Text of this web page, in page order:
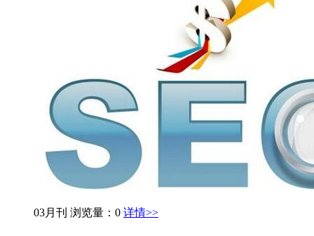
03月刊 浏览量：0 详情>>